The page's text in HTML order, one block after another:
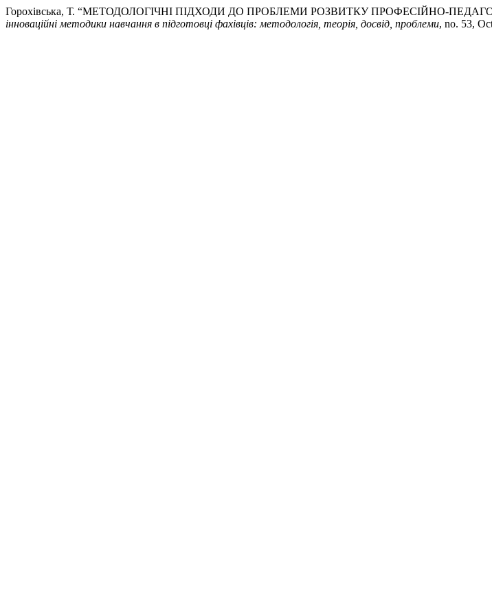
Горохівська, Т. “МЕТОДОЛОГІЧНІ ПІДХОДИ ДО ПРОБЛЕМИ РОЗВИТКУ ПРОФЕСІЙНО-
інноваційні методики навчання в підготовці фахівців: методологія, теорія, досвід, проблеми, no. 53,